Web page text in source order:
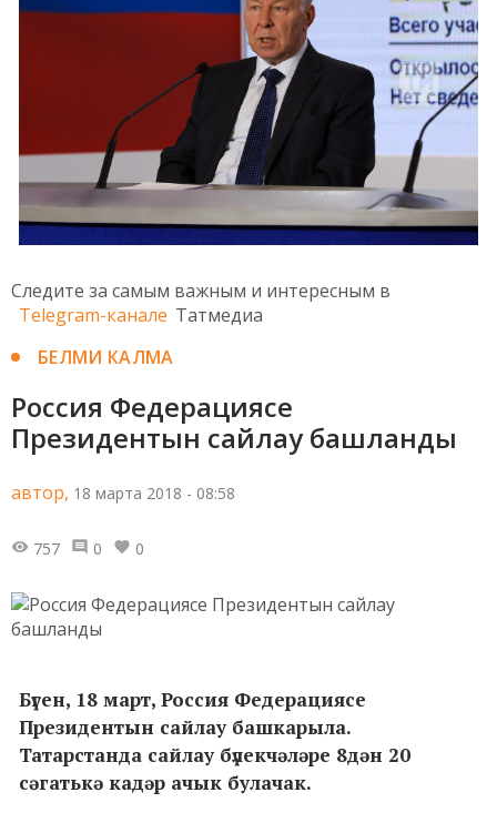
Следите за самым важным и интересным в
Telegram-канале Татмедиа
БЕЛМИ КАЛМА
Россия Федерациясе
Президентын сайлау башланды
автор, 18 марта 2018 - 08:58
757 0 0
Бүген, 18 март, Россия Федерациясе
Президентын сайлау башкарыла.
Татарстанда сайлау бүлекчәләре 8дән 20
сәгатькә кадәр ачык булачак.